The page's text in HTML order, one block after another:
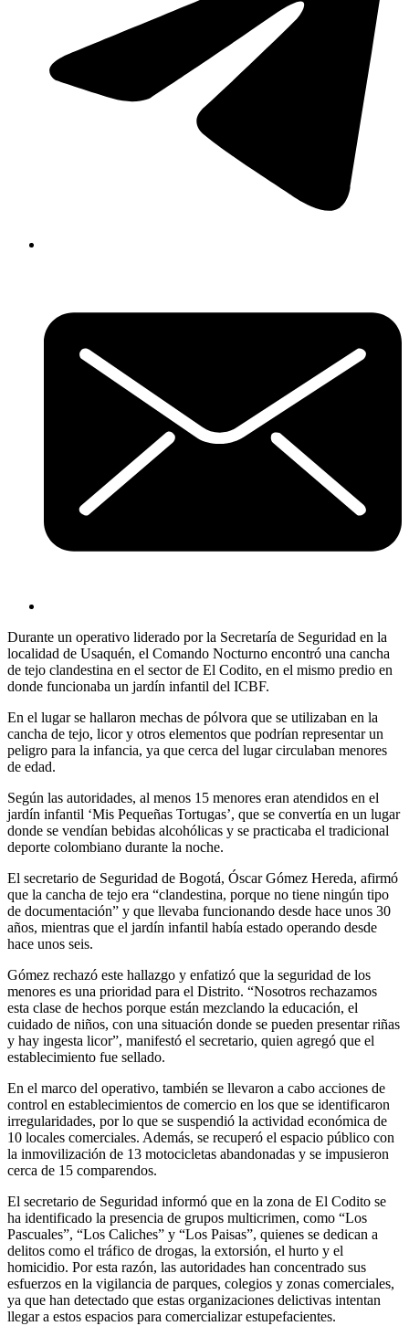
Durante un operativo liderado por la Secretaría de Seguridad en la
localidad de Usaquén, el Comando Nocturno encontró una cancha
de tejo clandestina en el sector de El Codito, en el mismo predio en
donde funcionaba un jardín infantil del ICBF.
En el lugar se hallaron mechas de pólvora que se utilizaban en la
cancha de tejo, licor y otros elementos que podrían representar un
peligro para la infancia, ya que cerca del lugar circulaban menores
de edad.
Según las autoridades, al menos 15 menores eran atendidos en el
jardín infantil ‘Mis Pequeñas Tortugas’, que se convertía en un lugar
donde se vendían bebidas alcohólicas y se practicaba el tradicional
deporte colombiano durante la noche.
El secretario de Seguridad de Bogotá, Óscar Gómez Hereda, afirmó
que la cancha de tejo era “clandestina, porque no tiene ningún tipo
de documentación” y que llevaba funcionando desde hace unos 30
años, mientras que el jardín infantil había estado operando desde
hace unos seis.
Gómez rechazó este hallazgo y enfatizó que la seguridad de los
menores es una prioridad para el Distrito. “Nosotros rechazamos
esta clase de hechos porque están mezclando la educación, el
cuidado de niños, con una situación donde se pueden presentar riñas
y hay ingesta licor”, manifestó el secretario, quien agregó que el
establecimiento fue sellado.
En el marco del operativo, también se llevaron a cabo acciones de
control en establecimientos de comercio en los que se identificaron
irregularidades, por lo que se suspendió la actividad económica de
10 locales comerciales. Además, se recuperó el espacio público con
la inmovilización de 13 motocicletas abandonadas y se impusieron
cerca de 15 comparendos.
El secretario de Seguridad informó que en la zona de El Codito se
ha identificado la presencia de grupos multicrimen, como “Los
Pascuales”, “Los Caliches” y “Los Paisas”, quienes se dedican a
delitos como el tráfico de drogas, la extorsión, el hurto y el
homicidio. Por esta razón, las autoridades han concentrado sus
esfuerzos en la vigilancia de parques, colegios y zonas comerciales,
ya que han detectado que estas organizaciones delictivas intentan
llegar a estos espacios para comercializar estupefacientes.